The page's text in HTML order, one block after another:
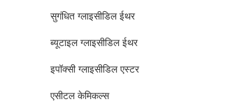
सुगंधित ग्लाइसीडिल ईथर
ब्यूटाइल ग्लाइसीडिल ईथर
इपॉक्सी ग्लाइसीडिल एस्टर
एसीटल केमिकल्स